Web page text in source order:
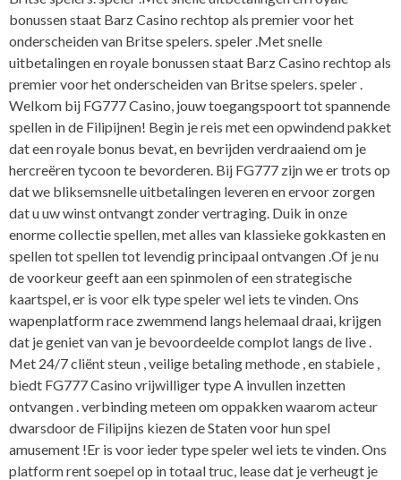
bonussen staat Barz Casino rechtop als premier voor het
onderscheiden van Britse spelers. speler .Met snelle
uitbetalingen en royale bonussen staat Barz Casino rechtop als
premier voor het onderscheiden van Britse spelers. speler .
Welkom bij FG777 Casino, jouw toegangspoort tot spannende
spellen in de Filipijnen! Begin je reis met een opwindend pakket
dat een royale bonus bevat, en bevrijden verdraaiend om je
hercreëren tycoon te bevorderen. Bij FG777 zijn we er trots op
dat we bliksemsnelle uitbetalingen leveren en ervoor zorgen
dat u uw winst ontvangt zonder vertraging. Duik in onze
enorme collectie spellen, met alles van klassieke gokkasten en
spellen tot spellen tot levendig principaal ontvangen .Of je nu
de voorkeur geeft aan een spinmolen of een strategische
kaartspel, er is voor elk type speler wel iets te vinden. Ons
wapenplatform race zwemmend langs helemaal draai, krijgen
dat je geniet van van je bevoordeelde complot langs de live .
Met 24/7 cliënt steun , veilige betaling methode , en stabiele ,
biedt FG777 Casino vrijwilliger type A invullen inzetten
ontvangen . verbinding meteen om oppakken waarom acteur
dwarsdoor de Filipijns kiezen de Staten voor hun spel
amusement !Er is voor ieder type speler wel iets te vinden. Ons
platform rent soepel op in totaal truc, lease dat je verheugt je